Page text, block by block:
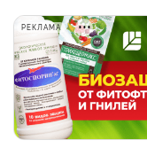
РЕКЛАМА